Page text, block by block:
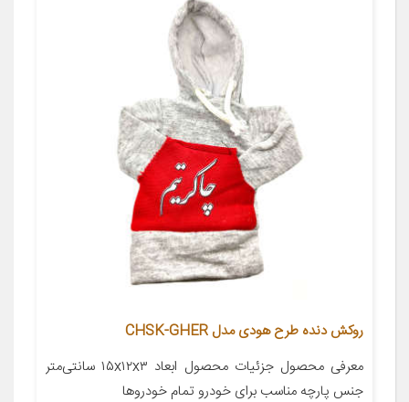
روکش دنده طرح هودی مدل CHSK-GHER
معرفی محصول جزئیات محصول ابعاد ۱۵x۱۲x۳ سانتی‌متر
جنس پارچه مناسب برای خودرو تمام خودروها